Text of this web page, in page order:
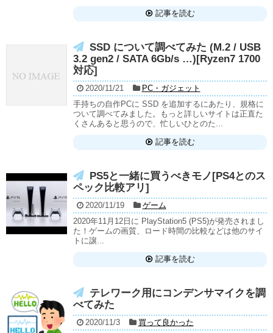
記事を読む
SSD について調べてみた (M.2 / USB
3.2 gen2 / SATA 6Gb/s …)[Ryzen7 1700
対応]
2020/11/21
PC・ガジェット
手持ちの自作PCに SSD を追加するにあたり、規格に
ついて調べてみました。もっと詳しいサイトは正直た
くさんあると思うので、忙しいひとのた...
記事を読む
PS5と一緒に買うべきモノ[PS4とのス
ペック比較アリ]
2020/11/19
ゲーム
2020年11月12日に PlayStation5 (PS5)が発売されまし
た！ゲームの画質、ロード時間の比較などは他のサイ
トに譲...
記事を読む
テレワーク用にコンデンサマイクを調
べてみた
2020/11/3
買って良かった